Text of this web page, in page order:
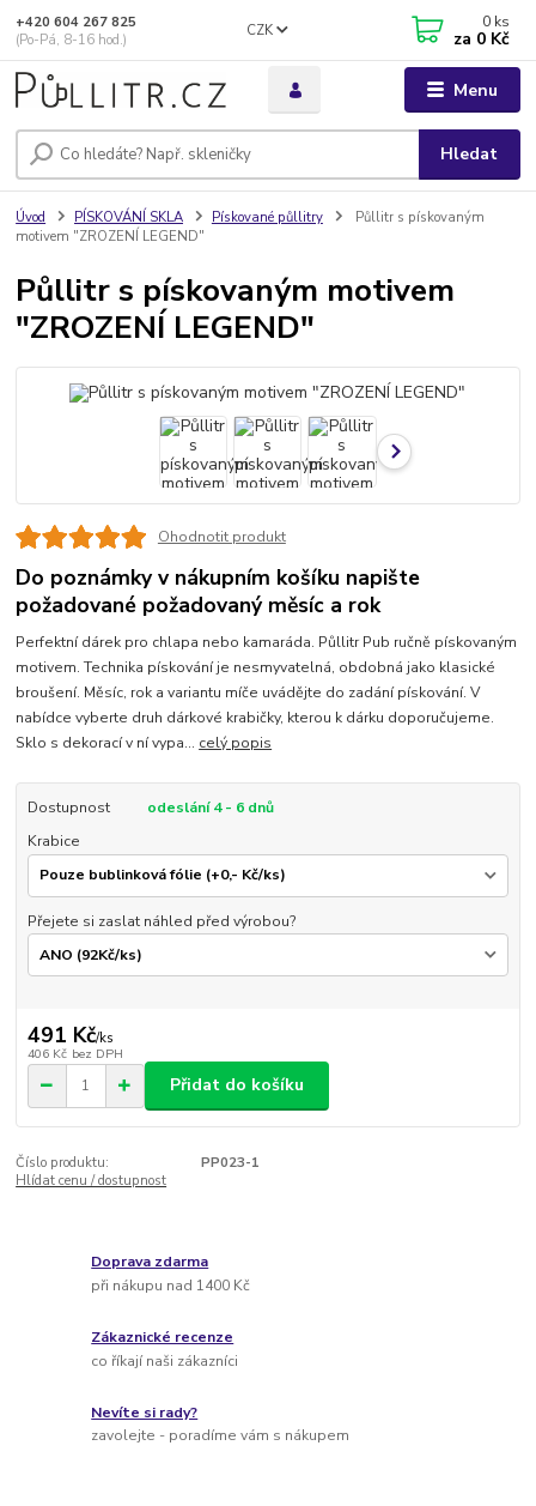
Menu
CZK
Hledat
+420 604 267 825
(Po-Pá, 8-16 hod.)
0 ks
za 0 Kč
Úvod PÍSKOVÁNÍ SKLA Pískované půllitry
Půllitr s pískovaným
motivem "ZROZENÍ LEGEND"
Půllitr s pískovaným motivem
"ZROZENÍ LEGEND"
Ohodnotit produkt
Do poznámky v nákupním košíku napište
požadované požadovaný měsíc a rok
Perfektní dárek pro chlapa nebo kamaráda. Půllitr Pub ručně pískovaným
motivem. Technika pískování je nesmyvatelná, obdobná jako klasické
broušení. Měsíc, rok a variantu míče uvádějte do zadání pískování. V
nabídce vyberte druh dárkové krabičky, kterou k dárku doporučujeme.
Sklo s dekorací v ní vypa... celý popis
Dostupnost
odeslání 4 - 6 dnů
Krabice
Přejete si zaslat náhled před výrobou?
491 Kč/ks
406 Kč bez DPH
Přidat do košíku
Číslo produktu:
PP023-1
Hlídat cenu / dostupnost
Doprava zdarma
při nákupu nad 1400 Kč
Zákaznické recenze
co říkají naši zákazníci
Nevíte si rady?
zavolejte - poradíme vám s nákupem